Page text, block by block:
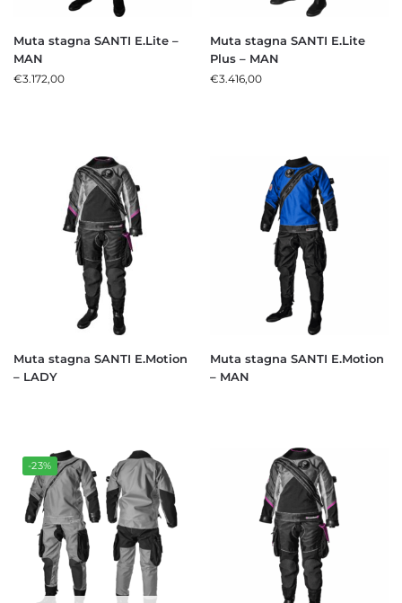
Muta stagna SANTI E.Lite –
MAN
€3.172,00
Muta stagna SANTI E.Lite
Plus – MAN
€3.416,00
Muta stagna SANTI E.Motion
– LADY
Muta stagna SANTI E.Motion
– MAN
-23%